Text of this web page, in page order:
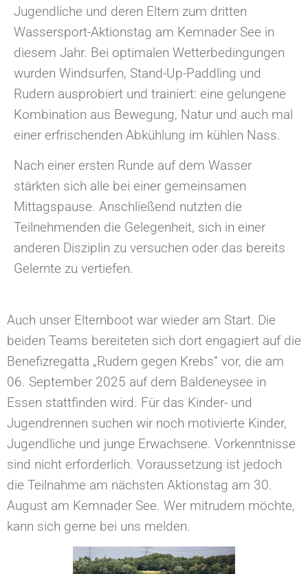
Jugendliche und deren Eltern zum dritten
Wassersport-Aktionstag am Kemnader See in
diesem Jahr. Bei optimalen Wetterbedingungen
wurden Windsurfen, Stand-Up-Paddling und
Rudern ausprobiert und trainiert: eine gelungene
Kombination aus Bewegung, Natur und auch mal
einer erfrischenden Abkühlung im kühlen Nass.
Nach einer ersten Runde auf dem Wasser
stärkten sich alle bei einer gemeinsamen
Mittagspause. Anschließend nutzten die
Teilnehmenden die Gelegenheit, sich in einer
anderen Disziplin zu versuchen oder das bereits
Gelernte zu vertiefen.
Auch unser Elternboot war wieder am Start. Die
beiden Teams bereiteten sich dort engagiert auf die
Benefizregatta „Rudern gegen Krebs“ vor, die am
06. September 2025 auf dem Baldeneysee in
Essen stattfinden wird. Für das Kinder- und
Jugendrennen suchen wir noch motivierte Kinder,
Jugendliche und junge Erwachsene. Vorkenntnisse
sind nicht erforderlich. Voraussetzung ist jedoch
die Teilnahme am nächsten Aktionstag am 30.
August am Kemnader See. Wer mitrudern möchte,
kann sich gerne bei uns melden.